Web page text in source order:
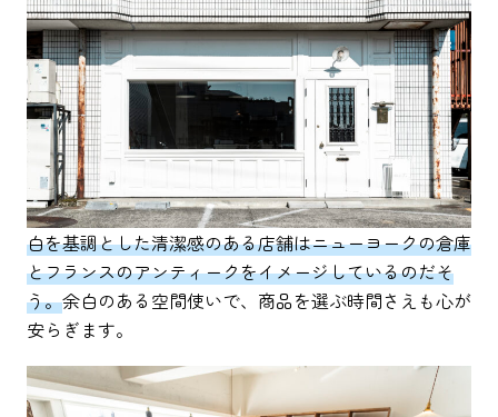
白を基調とした清潔感のある店舗はニューヨークの倉庫
とフランスのアンティークをイメージしているのだそ
う。余白のある空間使いで、商品を選ぶ時間さえも心が
安らぎます。